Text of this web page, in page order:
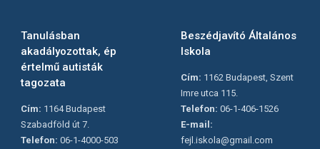
Tanulásban
akadályozottak, ép
értelmű autisták
tagozata
Cím: 1164 Budapest
Szabadföld út 7.
Telefon: 06-1-4000-503
Beszédjavító Általános
Iskola
Cím: 1162 Budapest, Szent
Imre utca 115.
Telefon: 06-1-406-1526
E-mail:
fejl.iskola@gmail.com